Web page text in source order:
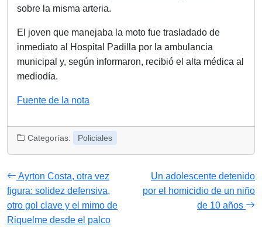
sobre la misma arteria.
El joven que manejaba la moto fue trasladado de
inmediato al Hospital Padilla por la ambulancia
municipal y, según informaron, recibió el alta médica al
mediodía.
Navegación
entradas
Fuente de la nota
Categorías: Policiales
Ayrton Costa, otra vez
figura: solidez defensiva,
otro gol clave y el mimo de
Riquelme desde el palco
Un adolescente detenido
por el homicidio de un niño
de 10 años